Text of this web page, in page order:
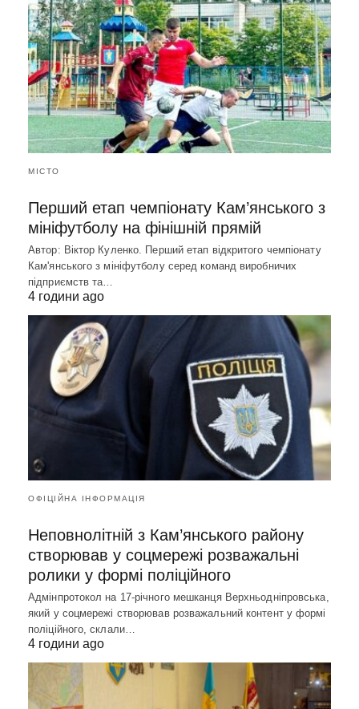
МІСТО
Перший етап чемпіонату Кам’янського з
мініфутболу на фінішній прямій
Автор: Віктор Куленко. Перший етап відкритого чемпіонату
Кам'янського з мініфутболу серед команд виробничих
підприємств та…
4 години ago
ОФІЦІЙНА ІНФОРМАЦІЯ
Неповнолітній з Кам’янського району
створював у соцмережі розважальні
ролики у формі поліційного
Адмінпротокол на 17-річного мешканця Верхньодніпровська,
який у соцмережі створював розважальний контент у формі
поліційного, склали…
4 години ago